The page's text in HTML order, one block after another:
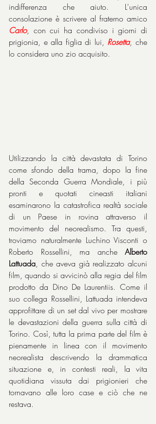
indifferenza che aiuto. L'unica
Carlo, con cui ha condiviso i giorni di
prigionia, e alla figlia di lui, Rosetta, che
lo considera uno zio acquisito.
Utilizzando la città devastata di Torino
come sfondo della trama, dopo la fine
della Seconda Guerra Mondiale, i più
pronti e quotati cineasti italiani
esaminarono la catastrofica realtà sociale
di un Paese in rovina attraverso il
movimento del neorealismo. Tra questi,
troviamo naturalmente Luchino Visconti o
Roberto Rossellini, ma anche Alberto
Lattuada, che aveva già realizzato alcuni
film, quando si avvicinò alla regia del film
prodotto da Dino De Laurentiis. Come il
suo collega Rossellini, Lattuada intendeva
approfittare di un set dal vivo per mostrare
le devastazioni della guerra sulla città di
Torino. Così, tutta la prima parte del film è
pienamente in linea con il movimento
neorealista descrivendo la drammatica
situazione e, in contesti reali, la vita
quotidiana vissuta dai prigionieri che
tornavano alle loro case e ciò che ne
restava.